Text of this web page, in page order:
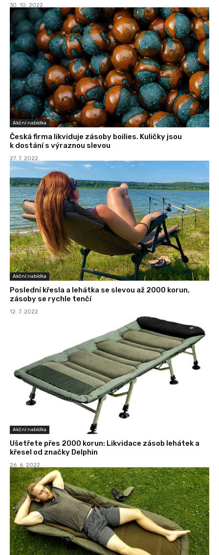
30. 10. 2022
Akční nabídka
Česká firma likviduje zásoby boilies. Kuličky jsou
k dostání s výraznou slevou
27. 7. 2022
Akční nabídka
Poslední křesla a lehátka se slevou až 2000 korun,
zásoby se rychle tenčí
12. 7. 2022
Akční nabídka
Ušetřete přes 2000 korun: Likvidace zásob lehátek a
křesel od značky Delphin
26. 6. 2022